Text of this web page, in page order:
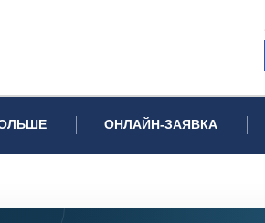
ОНЛАЙН-ЗАЯВКА
Заявка на проведение